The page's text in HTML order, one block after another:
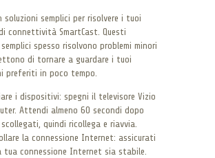
soluzioni semplici per risolvere i tuoi
connettività SmartCast. Questi
spesso risolvono problemi minori
di tornare a guardare i tuoi
preferiti in poco tempo.
i dispositivi: spegni il televisore Vizio
Attendi almeno 60 secondi dopo
quindi ricollega e riavvia.
la connessione Internet: assicurati
tua connessione Internet sia stabile.